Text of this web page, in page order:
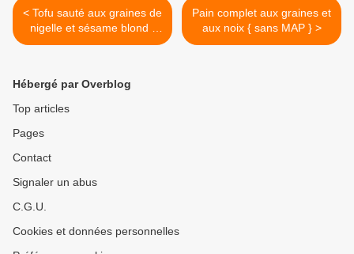
< Tofu sauté aux graines de
nigelle et sésame blond {
crousti-fondant }
Pain complet aux graines et
aux noix { sans MAP } >
Hébergé par Overblog
Top articles
Pages
Contact
Signaler un abus
C.G.U.
Cookies et données personnelles